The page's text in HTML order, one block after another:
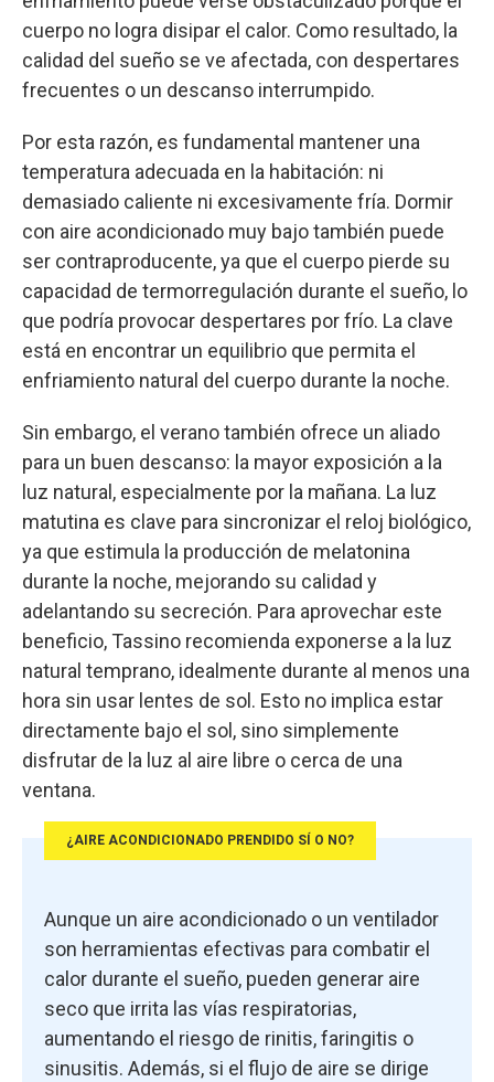
cuerpo no logra disipar el calor. Como resultado, la
calidad del sueño se ve afectada, con despertares
frecuentes o un descanso interrumpido.
Por esta razón, es fundamental mantener una
temperatura adecuada en la habitación: ni
demasiado caliente ni excesivamente fría. Dormir
con aire acondicionado muy bajo también puede
ser contraproducente, ya que el cuerpo pierde su
capacidad de termorregulación durante el sueño, lo
que podría provocar despertares por frío. La clave
está en encontrar un equilibrio que permita el
enfriamiento natural del cuerpo durante la noche.
Sin embargo, el verano también ofrece un aliado
para un buen descanso: la mayor exposición a la
luz natural, especialmente por la mañana. La luz
matutina es clave para sincronizar el reloj biológico,
ya que estimula la producción de melatonina
durante la noche, mejorando su calidad y
adelantando su secreción. Para aprovechar este
beneficio, Tassino recomienda exponerse a la luz
natural temprano, idealmente durante al menos una
hora sin usar lentes de sol. Esto no implica estar
directamente bajo el sol, sino simplemente
disfrutar de la luz al aire libre o cerca de una
ventana.
¿AIRE ACONDICIONADO PRENDIDO SÍ O NO?
Aunque un aire acondicionado o un ventilador
son herramientas efectivas para combatir el
calor durante el sueño, pueden generar aire
seco que irrita las vías respiratorias,
aumentando el riesgo de rinitis, faringitis o
sinusitis. Además, si el flujo de aire se dirige